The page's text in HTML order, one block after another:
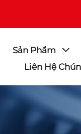
Sản Phẩm
Liên Hệ